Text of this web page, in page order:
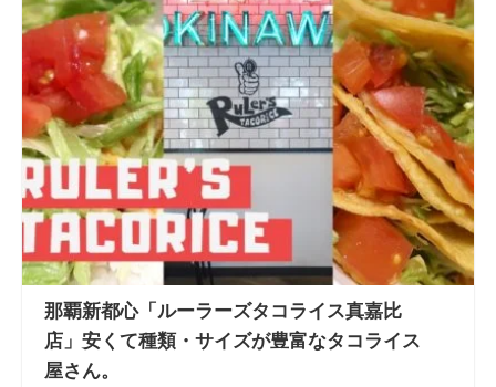
那覇新都心「ルーラーズタコライス真嘉比
店」安くて種類・サイズが豊富なタコライス
屋さん。